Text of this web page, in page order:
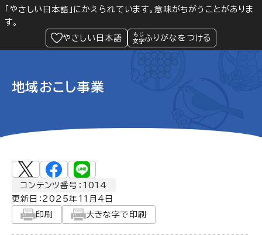
「やさしい日本語」にかえられています。意味がちがうことがありま
す。
やさしい日本語
ふりがなをつける
Language 閲覧支援
緊急情報
地域おこし事業
コンテンツ番号：1014
更新日： 2025年11月4日
印刷
大きな字で印刷